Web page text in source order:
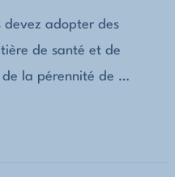
devez adopter des
de santé et de
la pérennité de …